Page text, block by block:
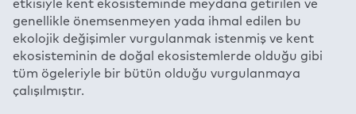
E-mail
etkisiyle kent ekosisteminde meydana getirilen ve
genellikle önemsenmeyen yada ihmal edilen bu
ekolojik değişimler vurgulanmak istenmiş ve kent
ekosisteminin de doğal ekosistemlerde olduğu gibi
tüm ögeleriyle bir bütün olduğu vurgulanmaya
çalışılmıştır.